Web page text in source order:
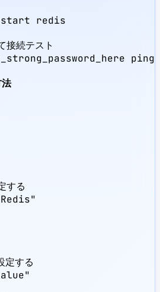
redis
接続テスト
ping
する
定する